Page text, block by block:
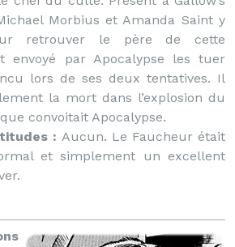
Morbius et Amanda Saint y
retrouver le père de cette
envoyé par Apocalypse les tuer
lors de ses deux tentatives. Il
la mort dans l’explosion du
convoitait Apocalypse.
: Aucun. Le Faucheur était
et simplement un excellent